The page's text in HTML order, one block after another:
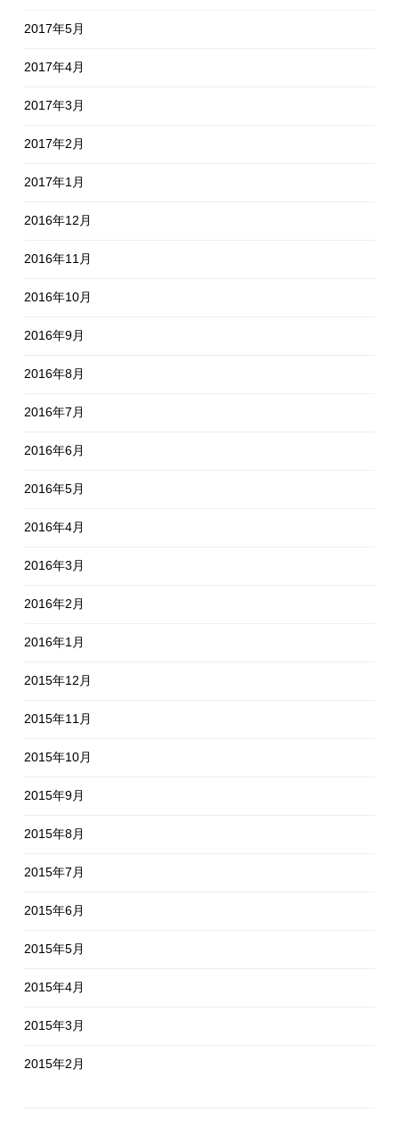
2017年5月
2017年4月
2017年3月
2017年2月
2017年1月
2016年12月
2016年11月
2016年10月
2016年9月
2016年8月
2016年7月
2016年6月
2016年5月
2016年4月
2016年3月
2016年2月
2016年1月
2015年12月
2015年11月
2015年10月
2015年9月
2015年8月
2015年7月
2015年6月
2015年5月
2015年4月
2015年3月
2015年2月